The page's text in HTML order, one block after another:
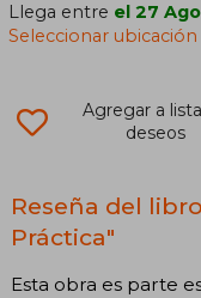
Llega entre el 27 Ago
Seleccionar ubicación
Agregar a
deseos
Reseña del
Práctica"
Esta obra es parte